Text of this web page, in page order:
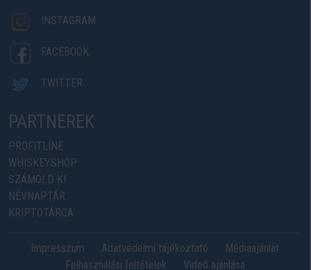
INSTAGRAM
FACEBOOK
TWITTER
PARTNEREK
PROFITLINE
WHISKEYSHOP
SZÁMOLD KI
NÉVNAPTÁR
KRIPTOTÁRCA
Impresszum Adatvédelmi tájékoztató
Médiaajánlat
Felhasználási feltételek
Videó ajánlása